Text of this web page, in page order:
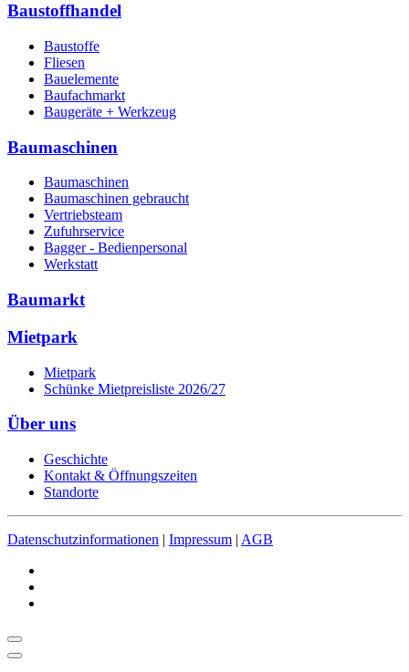
Baustoffhandel
Baustoffe
Fliesen
Bauelemente
Baufachmarkt
Baugeräte + Werkzeug
Baumaschinen
Baumaschinen
Baumaschinen gebraucht
Vertriebsteam
Zufuhrservice
Bagger - Bedienpersonal
Werkstatt
Baumarkt
Mietpark
Mietpark
Schünke Mietpreisliste 2026/27
Über uns
Geschichte
Kontakt & Öffnungszeiten
Standorte
Datenschutzinformationen | Impressum | AGB